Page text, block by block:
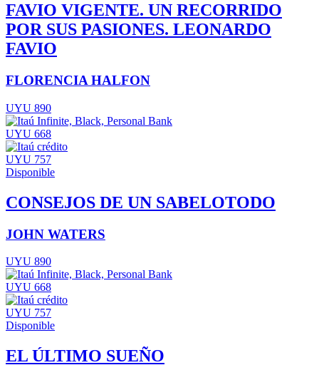
FAVIO VIGENTE. UN RECORRIDO
POR SUS PASIONES. LEONARDO
FAVIO
FLORENCIA HALFON
UYU 890
UYU 668
UYU 757
Disponible
CONSEJOS DE UN SABELOTODO
JOHN WATERS
UYU 890
UYU 668
UYU 757
Disponible
EL ÚLTIMO SUEÑO